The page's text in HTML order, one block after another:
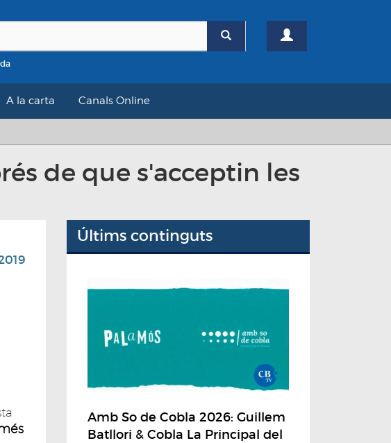
A la carta Canals Online
de que s'acceptin les
Últims continguts
Amb So de Cobla 2026: Guillem
Batllori & Cobla La Principal del